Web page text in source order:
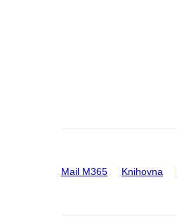
Mail M365 Knihovna